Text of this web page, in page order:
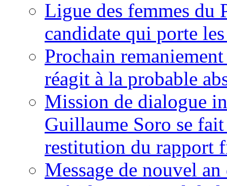
Ligue des femmes du
candidate qui porte
Prochain
réagit à la probable
Mission de dialogue
Guillaume Soro se
restitution du rapport
Message de nouvel